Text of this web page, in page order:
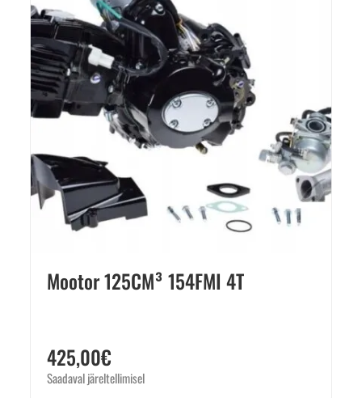
Mootor 125CM³ 154FMI 4T
425,00€
Saadaval järeltellimisel